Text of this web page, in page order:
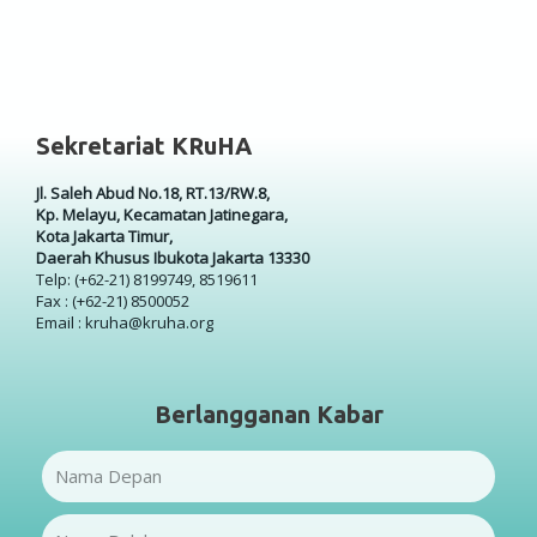
Sekretariat KRuHA
Jl. Saleh Abud No.18, RT.13/RW.8,
Kp. Melayu, Kecamatan Jatinegara,
Kota Jakarta Timur,
Daerah Khusus Ibukota Jakarta 13330
Telp: (+62-21) 8199749, 8519611
Fax : (+62-21) 8500052
Email : kruha@kruha.org
Berlangganan Kabar
Name
Name